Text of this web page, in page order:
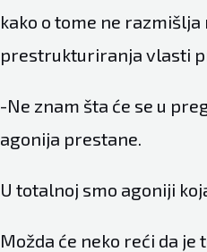
kako o tome ne razmišlja
prestrukturiranja vlasti
-Ne znam šta će se u
agonija prestane.
U totalnoj smo agoniji
Možda će neko reći da